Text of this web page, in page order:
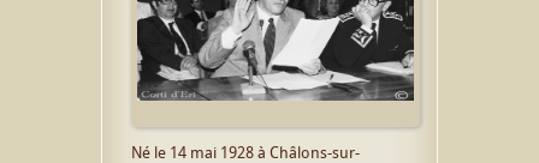
Né le 14 mai 1928 à Châlons-sur-